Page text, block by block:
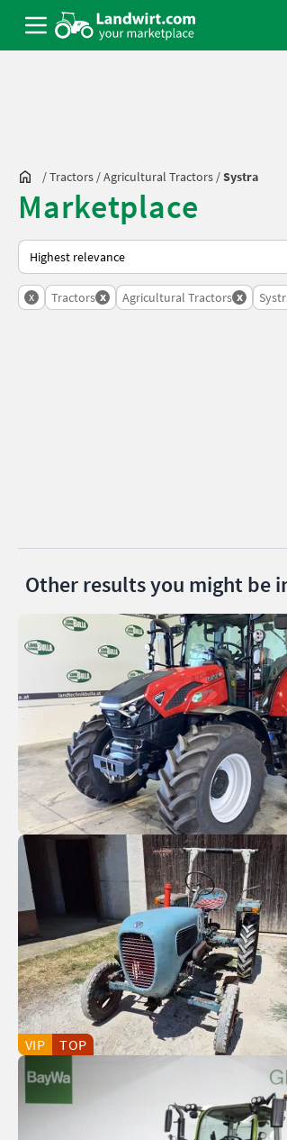
/Tractors /Agricultural Tractors /Systra
Marketplace
This is how sorting works on Landwirt.com
x Tractors x Agricultural Tractors x
Other results you might be
VIP TOP